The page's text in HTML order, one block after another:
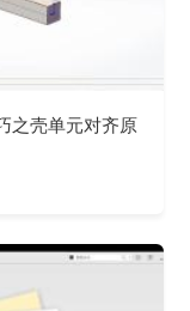
之壳单元对齐原